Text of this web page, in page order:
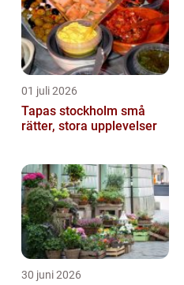
01 juli 2026
Tapas stockholm små
rätter, stora upplevelser
30 juni 2026